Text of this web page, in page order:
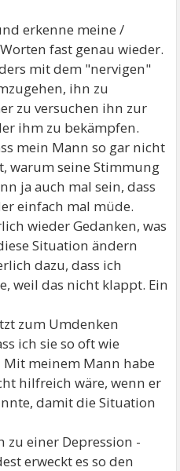
erkenne meine /
fast genau wieder.
mit dem "nervigen"
ihn zu
zu versuchen ihn zur
ihm zu bekämpfen.
mein Mann so gar nicht
warum seine Stimmung
ja auch mal sein, dass
einfach mal müde.
wieder Gedanken, was
Situation ändern
dazu, dass ich
weil das nicht klappt. Ein
zum Umdenken
ich sie so oft wie
meinem Mann habe
hilfreich wäre, wenn er
damit die Situation
zu einer Depression -
erweckt es so den